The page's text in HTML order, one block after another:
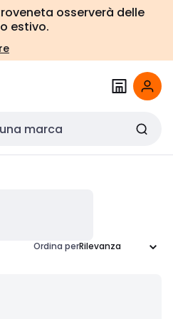
osserverà delle
estivo.
Ordina per